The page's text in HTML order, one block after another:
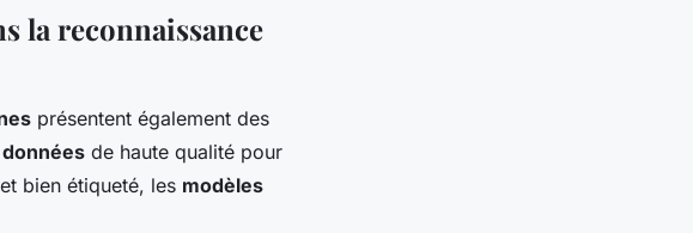
la reconnaissance
présentent également des
données de haute qualité pour
bien étiqueté, les modèles